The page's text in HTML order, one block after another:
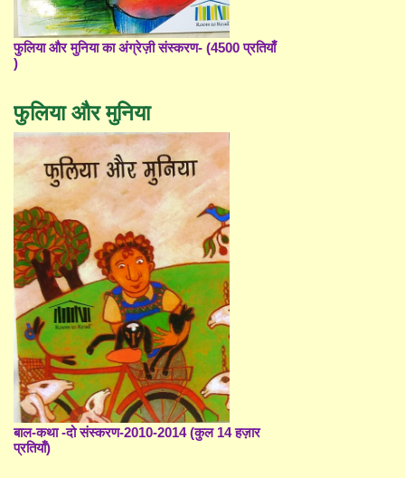
फुलिया और मुनिया का अंग्रेज़ी संस्करण- (4500 प्रतियाँ
)
फुलिया और मुनिया
बाल-कथा -दो संस्करण-2010-2014 (कुल 14 हज़ार
प्रतियाँ)